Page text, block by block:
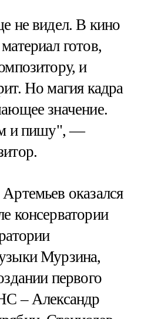
не видел. В кино
готов,
и
Но магия кадра
значение.
и пишу", —
оказался
консерватории
Мурзина,
первого
– Александр